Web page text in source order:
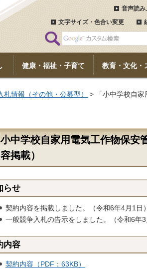
音声読み
文字サイズ・色合い変更
健康・福祉・子育て 教育・文化・
札情報（その他・公募型）
> 「小中学校自家
小中学校自家用電気工作物保
掲載）
らせ
契約内容を掲載しました。（令和6年4月1日）
一般競争入札の告示をしました。（令和6年3
内容
契約内容（PDF：63KB）